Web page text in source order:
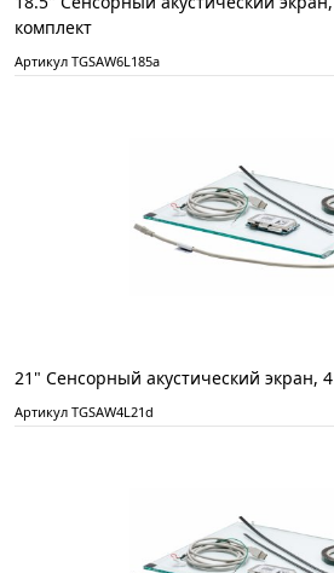
комплект
Артикул TGSAW6L185а
21" Сенсорный акустический экран,
Артикул TGSAW4L21d